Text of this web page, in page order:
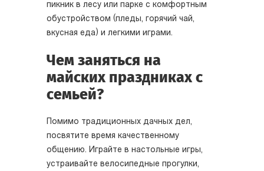
пикник в лесу или парке с комфортным
обустройством (пледы, горячий чай,
вкусная еда) и легкими играми.
Чем заняться на
майских праздниках с
семьей?
Помимо традиционных дачных дел,
посвятите время качественному
общению. Играйте в настольные игры,
устраивайте велосипедные прогулки,